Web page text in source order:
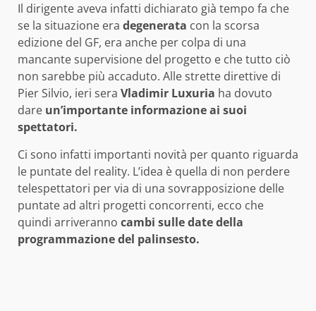
Il dirigente aveva infatti dichiarato già tempo fa che
se la situazione era degenerata con la scorsa
edizione del GF, era anche per colpa di una
mancante supervisione del progetto e che tutto ciò
non sarebbe più accaduto. Alle strette direttive di
Pier Silvio, ieri sera Vladimir Luxuria ha dovuto
dare un’importante informazione ai suoi
spettatori.
Ci sono infatti importanti novità per quanto riguarda
le puntate del reality. L’idea è quella di non perdere
telespettatori per via di una sovrapposizione delle
puntate ad altri progetti concorrenti, ecco che
quindi arriveranno cambi sulle date della
programmazione del palinsesto.